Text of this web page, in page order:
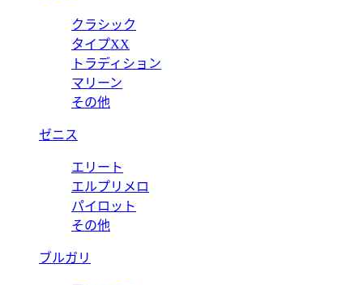
クラシック
タイプXX
トラディション
マリーン
その他
ゼニス
エリート
エルプリメロ
パイロット
その他
ブルガリ